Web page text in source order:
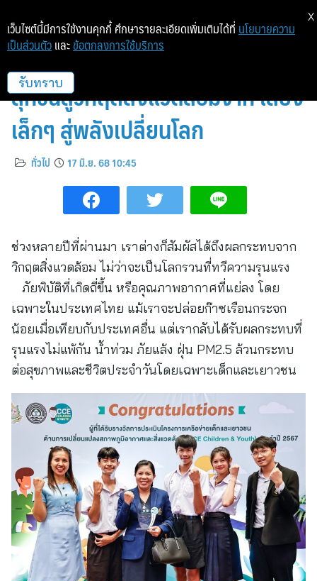
มูลนิธิศุภนิมิตฯ หนุนเยาวชนทั่วไทย
ลุกขึ้นสู้วิกฤตสิ่งแวดล้อมจาก เสียง
เล็กๆ สู่พลังเปลี่ยนโลก
ทั่วไป 17 มิ.ย. 68 10:45
ช่วงหลายปีที่ผ่านมา เราต่างก็สัมผัสได้ถึงผลกระทบจาก
วิกฤตสิ่งแวดล้อม ไม่ว่าจะเป็นโลกรวนที่ทวีความรุนแรง
ภัยพิบัติที่เกิดถี่ขึ้น หรือคุณภาพอากาศที่แย่ลง โดย
เฉพาะในประเทศไทย แม้เราจะปล่อยก๊าซเรือนกระจก
น้อยเมื่อเทียบกับประเทศอื่น แต่เรากลับได้รับผลกระทบที่
รุนแรงไม่แพ้กัน น้ำท่วม ภัยแล้ง ฝุ่น PM2.5 ล้วนกระทบ
ต่อสุขภาพและชีวิตประจำวันโดยเฉพาะเด็กและเยาวชน
เว็บไซต์นี้มีการใช้งานคุกกี้ ศึกษารายละเอียดเพิ่มเติมได้ที่ นโยบายความ
เป็นส่วนตัว และ ข้อตกลงการใช้บริการ
รับทราบ
X